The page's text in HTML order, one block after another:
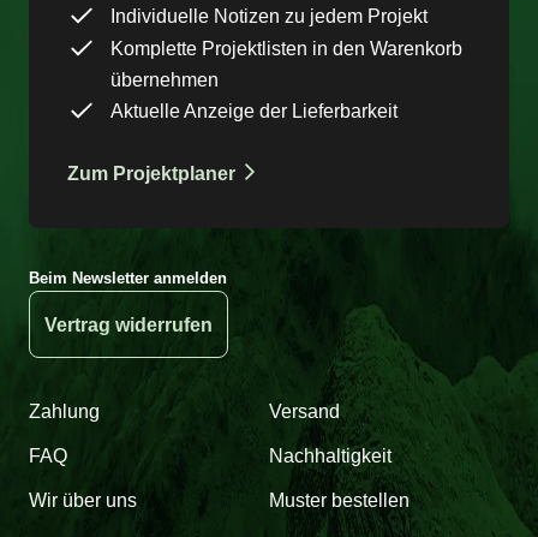
Individuelle Notizen zu jedem Projekt
Komplette Projektlisten in den Warenkorb
übernehmen
Aktuelle Anzeige der Lieferbarkeit
Zum Projektplaner
Beim Newsletter anmelden
Vertrag widerrufen
Zahlung Versand
FAQ Nachhaltigkeit
Wir über uns Muster bestellen